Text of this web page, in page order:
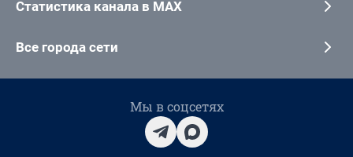
Статистика канала в MAX
Все города сети
Мы в соцсетях